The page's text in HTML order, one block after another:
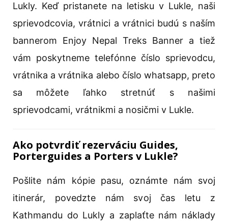
Lukly. Keď pristanete na letisku v Lukle, naši
sprievodcovia, vrátnici a vrátnici budú s naším
bannerom Enjoy Nepal Treks Banner a tiež
vám poskytneme telefónne číslo sprievodcu,
vrátnika a vrátnika alebo číslo whatsapp, preto
sa môžete ľahko stretnúť s našimi
sprievodcami, vrátnikmi a nosičmi v Lukle.
Ako potvrdiť rezerváciu Guides,
Porterguides a Porters v Lukle?
Pošlite nám kópie pasu, oznámte nám svoj
itinerár, povedzte nám svoj čas letu z
Kathmandu do Lukly a zaplaťte nám náklady